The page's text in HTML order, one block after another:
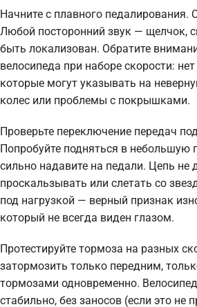
Начните с плавного педалирования.
Любой посторонний звук — щелчок,
быть локализован. Обратите
велосипеда при наборе скорости:
которые могут указывать на
колес или проблемы с покрышками.
Проверьте переключение передач
Попробуйте подняться в небольшую
сильно надавите на педали. Цепь не
проскальзывать или слетать со
под нагрузкой — верный признак
который не всегда виден глазом.
Протестируйте тормоза на разных
затормозить только передним,
тормозами одновременно.
стабильно, без заносов (если это не